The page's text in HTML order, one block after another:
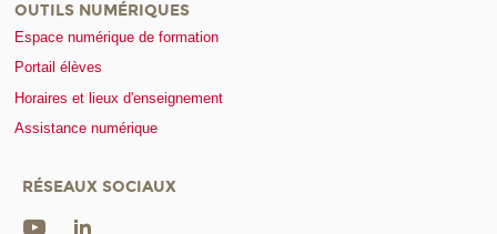
OUTILS NUMÉRIQUES
Espace numérique de formation
Portail élèves
Horaires et lieux d'enseignement
Assistance numérique
RÉSEAUX SOCIAUX